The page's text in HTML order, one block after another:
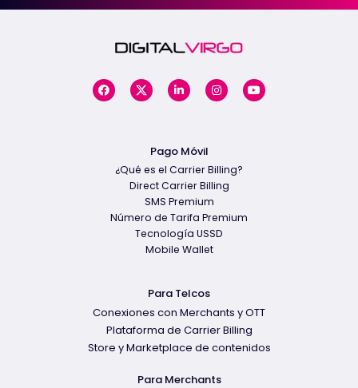
Pago Móvil
¿Qué es el Carrier Billing?
Direct Carrier Billing
SMS Premium
Número de Tarifa Premium
Tecnología USSD
Mobile Wallet
Para Telcos
Conexiones con Merchants y OTT
Plataforma de Carrier Billing
Store y Marketplace de contenidos
Para Merchants